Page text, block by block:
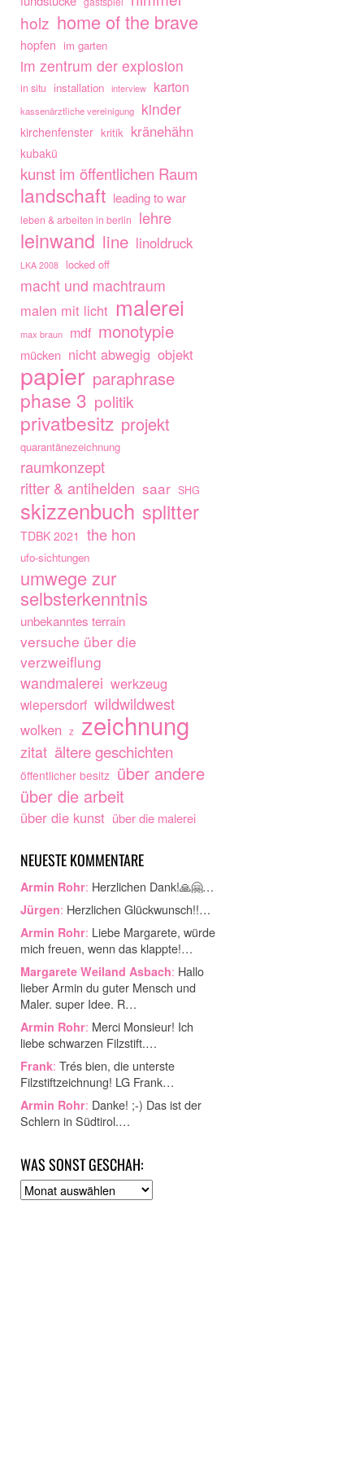
holz home of the brave
hopfen im garten
im zentrum der explosion
in situ installation interview karton
kassenärztliche vereinigung kinder
kirchenfenster kritik kränehähn
kubakü
kunst im öffentlichen Raum
landschaft leading to war
leben & arbeiten in berlin lehre
leinwand line linoldruck
LKA 2008 locked off
macht und machtraum
malen mit licht malerei
max braun mdf monotypie
mücken nicht abwegig objekt
papier paraphrase
phase 3 politik
privatbesitz projekt
quarantänezeichnung
raumkonzept
ritter & antihelden saar SHG
skizzenbuch splitter
TDBK 2021 the hon
ufo-sichtungen
umwege zur
selbsterkenntnis
unbekanntes terrain
versuche über die
verzweiflung
wandmalerei werkzeug
wiepersdorf wildwildwest
wolken z zeichnung
zitat ältere geschichten
öffentlicher besitz über andere
über die arbeit
über die kunst über die malerei
NEUESTE KOMMENTARE
Armin Rohr: Herzlichen Dank!🙏🤗…
Jürgen: Herzlichen Glückwunsch!!…
Armin Rohr: Liebe Margarete, würde
mich freuen, wenn das klappte!…
Margarete Weiland Asbach: Hallo
lieber Armin du guter Mensch und
Maler. super Idee. R…
Armin Rohr: Merci Monsieur! Ich
liebe schwarzen Filzstift.…
Frank: Trés bien, die unterste
Filzstiftzeichnung! LG Frank…
Armin Rohr: Danke! ;-) Das ist der
Schlern in Südtirol.…
WAS SONST GESCHAH:
A